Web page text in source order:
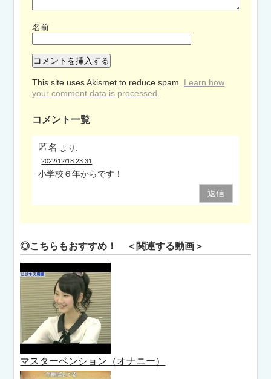
名前
This site uses Akismet to reduce spam. Learn how
your comment data is processed.
コメント一覧
匿名 より:
2022/12/18 23:31
小学校６年からです！
返信
◎こちらもおすすめ！ ＜関連する動画＞
マスターベンション（オナニー）